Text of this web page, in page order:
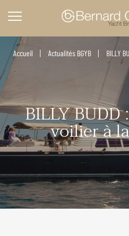
Accueil Actualités BGYB BILLY
BILLY BUDD
voilier à